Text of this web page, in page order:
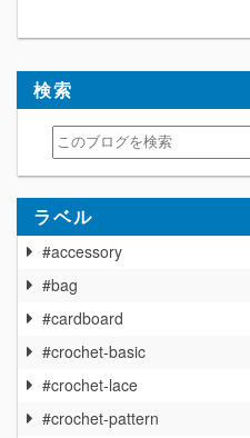
検索
ラベル
#accessory
#bag
#cardboard
#crochet-basic
#crochet-lace
#crochet-pattern